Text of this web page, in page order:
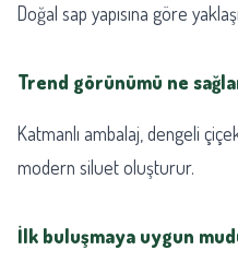
Doğal sap yapısına göre
Trend görünümü ne
Katmanlı ambalaj, dengeli
modern siluet oluşturur.
İlk buluşmaya uygun